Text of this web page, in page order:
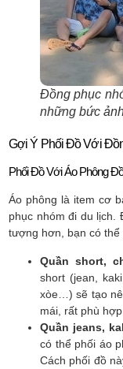
Đồng phục
những bức
Gợi Ý Phối Đồ Với
Phối Đồ Với Áo Phông
Áo phông là item cơ
phục nhóm đi du lịch.
tượng hơn, bạn có thể
Quần short,
short (jean,
xòe…) sẽ tạo
mái, rất phù
Quần jeans,
có thể phối áo
Cách phối đồ